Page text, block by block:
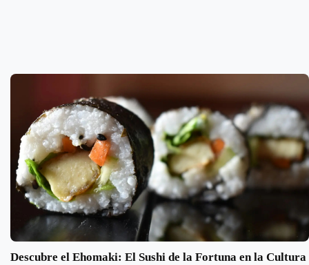
Descubre el Ehomaki: El Sushi de la Fortuna en la Cultura